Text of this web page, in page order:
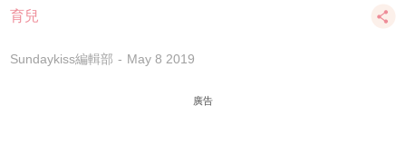
育兒
Sundaykiss編輯部 May 8 2019
廣告